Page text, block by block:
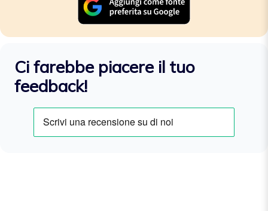
Ci farebbe piacere il tuo
feedback!